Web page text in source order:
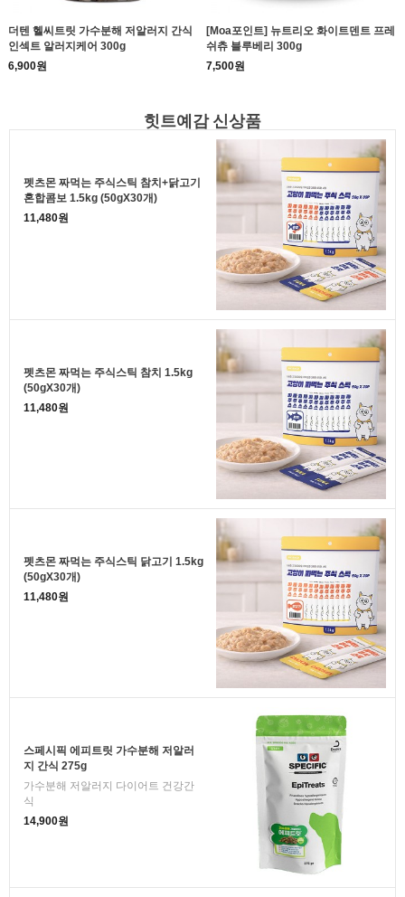
더텐 헬씨트릿 가수분해 저알러지 간식
인섹트 알러지케어 300g
6,900원
[Moa포인트] 뉴트리오 화이트덴트 프레
쉬츄 블루베리 300g
7,500원
힛트예감 신상품
펫츠몬 짜먹는 주식스틱 참치+닭고기
혼합콤보 1.5kg (50gX30개)
11,480원
펫츠몬 짜먹는 주식스틱 참치 1.5kg
(50gX30개)
11,480원
펫츠몬 짜먹는 주식스틱 닭고기 1.5kg
(50gX30개)
11,480원
스페시픽 에피트릿 가수분해 저알러
지 간식 275g
가수분해 저알러지 다이어트 건강간
식
14,900원